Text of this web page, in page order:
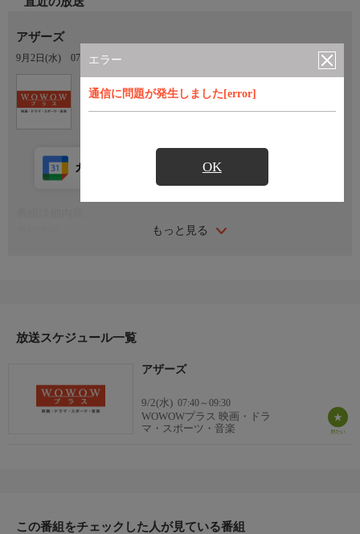
エラー
通信に問題が発生しました[error]
OK
アザーズ
9月2日(水) 07:40〜09:30
WOWOWプラス 映画・ドラマ・ス
ポーツ・音楽
もっと見る
カレンダー登録 アプリ視聴
夫の戦地からの帰還を待ちながら、2人の子供たちと広大な屋敷
徹底的に太陽光を遮り、閉ざされた生活を送っている。3人の使
用人を招き入れてほどなく、屋敷内で足音や話し声がしたり、ピ
アノが勝手に鳴り出したりと、怪奇現象が起こり始める。見えな
い誰かの存在に怯えるグレースに、娘は絵を描いてみせるが、そ
放送スケジュール一覧
アザーズ
9/2(水) 07:40～09:30
WOWOWプラス 映画・ドラ
マ・スポーツ・音楽
この番組をチェックした人が見ている番組